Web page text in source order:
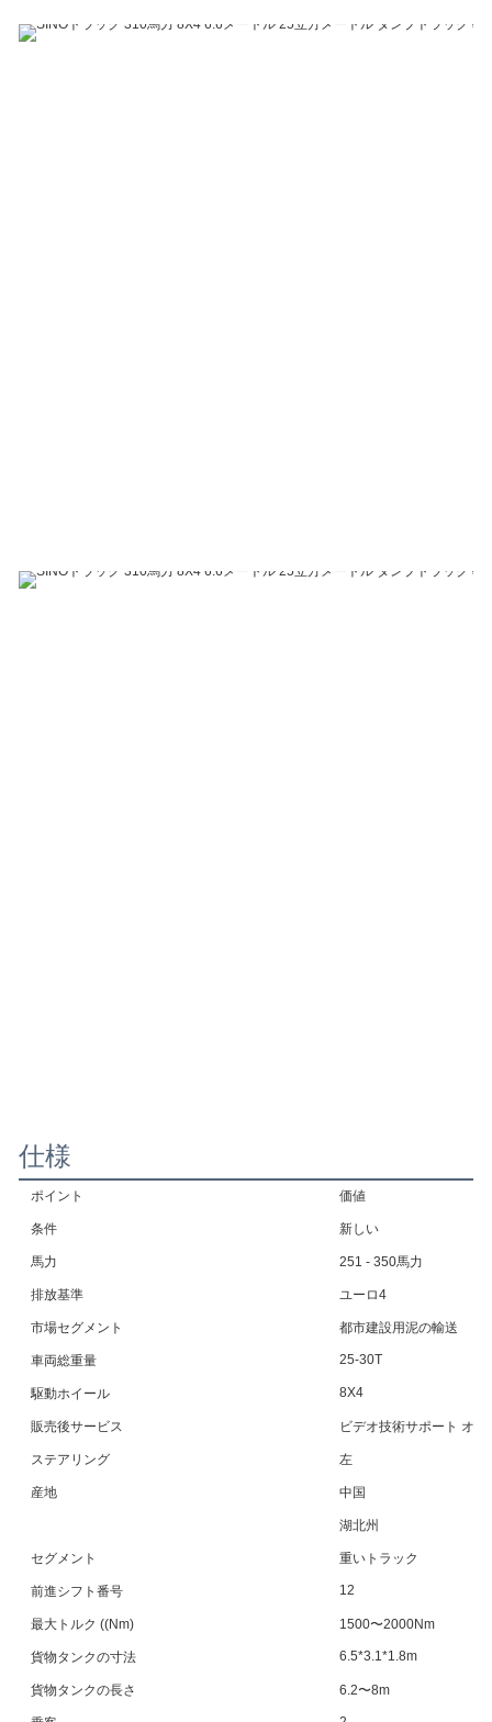
仕様
ポイント 価値
条件 新しい
馬力 251 - 350馬力
排放基準 ユーロ4
市場セグメント 都市建設用泥の輸送
車両総重量 25-30T
駆動ホイール 8X4
販売後サービス ビデオ技術サポート オ
ステアリング 左
産地 中国
湖北州
セグメント 重いトラック
前進シフト番号 12
最大トルク ((Nm) 1500〜2000Nm
貨物タンクの寸法 6.5*3.1*1.8m
貨物タンクの長さ 6.2〜8m